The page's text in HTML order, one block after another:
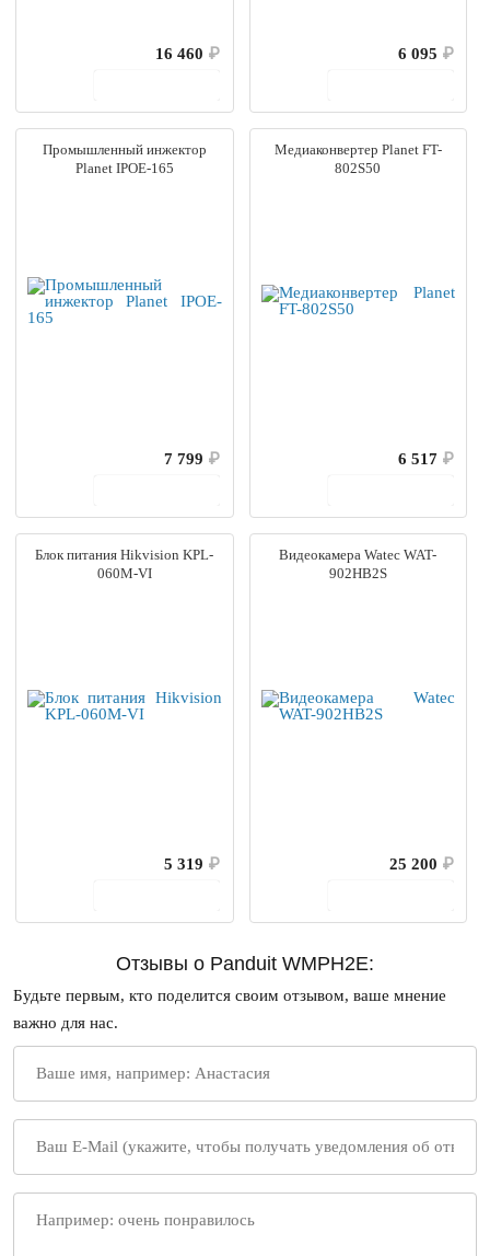
16 460 ₽
6 095 ₽
Промышленный инжектор
Planet IPOE-165
7 799 ₽
Медиаконвертер Planet FT-
802S50
6 517 ₽
Блок питания Hikvision KPL-
060M-VI
5 319 ₽
Видеокамера Watec WAT-
902HB2S
25 200 ₽
Отзывы о Panduit WMPH2E:
Будьте первым, кто поделится своим отзывом, ваше мнение
важно для нас.